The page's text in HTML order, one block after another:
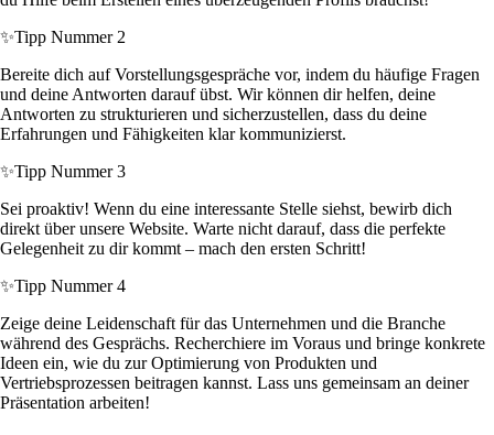
✨Tipp Nummer 2
Bereite dich auf Vorstellungsgespräche vor, indem du häufige Fragen
und deine Antworten darauf übst. Wir können dir helfen, deine
Antworten zu strukturieren und sicherzustellen, dass du deine
Erfahrungen und Fähigkeiten klar kommunizierst.
✨Tipp Nummer 3
Sei proaktiv! Wenn du eine interessante Stelle siehst, bewirb dich
direkt über unsere Website. Warte nicht darauf, dass die perfekte
Gelegenheit zu dir kommt – mach den ersten Schritt!
✨Tipp Nummer 4
Zeige deine Leidenschaft für das Unternehmen und die Branche
während des Gesprächs. Recherchiere im Voraus und bringe konkrete
Ideen ein, wie du zur Optimierung von Produkten und
Vertriebsprozessen beitragen kannst. Lass uns gemeinsam an deiner
Präsentation arbeiten!